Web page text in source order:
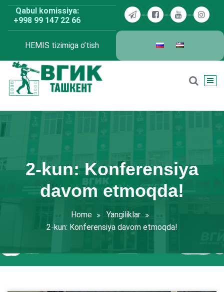
Skip
content
Qabul komissiya:
+998 99 147 22 66
HEMIS tizimiga o’tish
2-kun: Konferensiya
davom etmoqda!
Home
Yangiliklar
2-kun: Konferensiya davom etmoqda!